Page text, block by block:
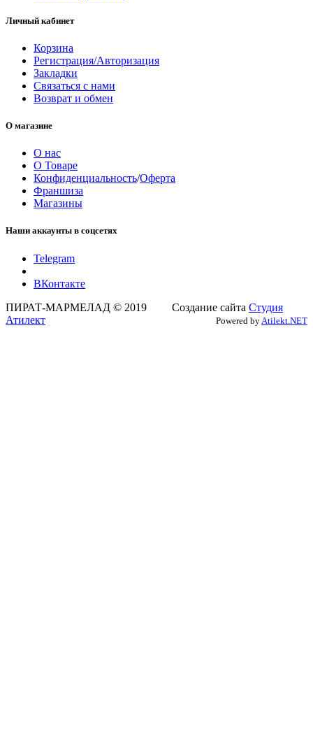
Личный кабинет
Корзина
Регистрация/Авторизация
Закладки
Связаться с нами
Возврат и обмен
О магазине
О нас
О Товаре
Конфиденциальность/Оферта
Франшиза
Магазины
Наши аккаунты в соцсетях
Telegram
ВКонтакте
ПИРАТ-МАРМЕЛАД © 2019 Создание сайта Студия
Атилект
Powered by Atilekt.NET